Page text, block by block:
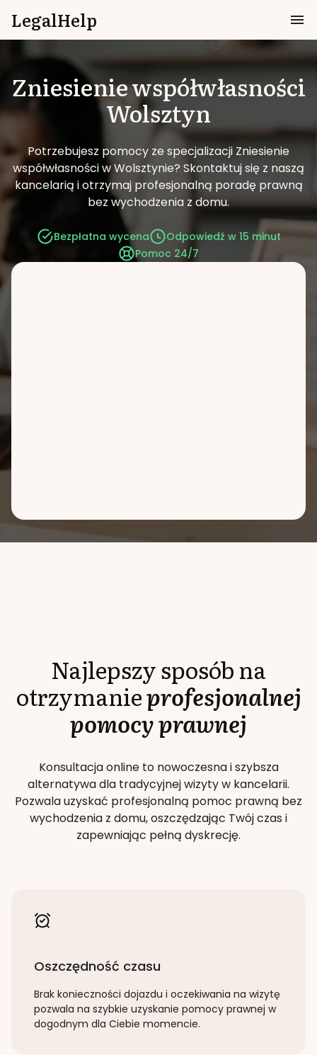
LegalHelp
Zniesienie współwłasności
Wolsztyn
Potrzebujesz pomocy ze specjalizacji Zniesienie
współwłasności w Wolsztynie? Skontaktuj się z naszą
kancelarią i otrzymaj profesjonalną poradę prawną
bez wychodzenia z domu.
Bezpłatna wycena
Odpowiedź w 15 minut
Pomoc 24/7
Najlepszy sposób na
otrzymanieprofesjonalnej
pomocy prawnej
Konsultacja online to nowoczesna i szybsza
alternatywa dla tradycyjnej wizyty w kancelarii.
Pozwala uzyskać profesjonalną pomoc prawną bez
wychodzenia z domu, oszczędzając Twój czas i
zapewniając pełną dyskrecję.
Oszczędność czasu
Brak konieczności dojazdu i oczekiwania na wizytę
pozwala na szybkie uzyskanie pomocy prawnej w
dogodnym dla Ciebie momencie.